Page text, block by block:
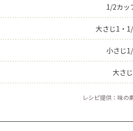
1/2カッ
大さじ1・
小さじ
大さ
レシピ提供：味の